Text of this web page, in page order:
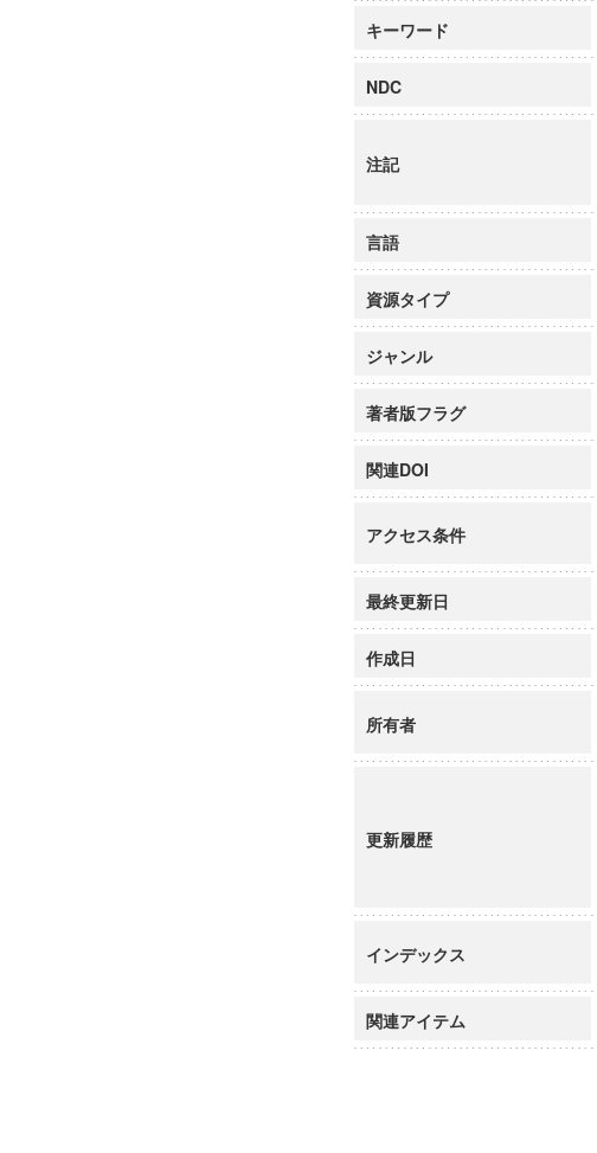
キーワード
NDC
注記
言語
資源タイプ
ジャンル
著者版フラグ
関連DOI
アクセス条件
最終更新日
作成日
所有者
更新履歴
インデックス
関連アイテム